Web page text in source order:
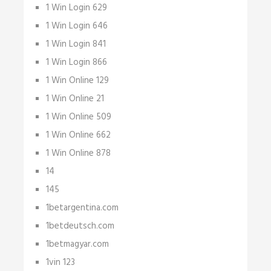
1 Win Login 629
1 Win Login 646
1 Win Login 841
1 Win Login 866
1 Win Online 129
1 Win Online 21
1 Win Online 509
1 Win Online 662
1 Win Online 878
14
145
1betargentina.com
1betdeutsch.com
1betmagyar.com
1vin 123